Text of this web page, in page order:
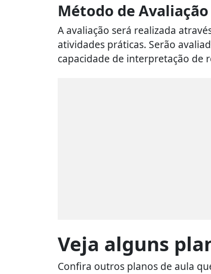
Método de Avaliação
A avaliação será realizada
atividades práticas. Serão
capacidade de interpretação de
Veja alguns
Confira outros planos de aula